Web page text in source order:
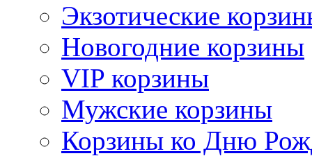
Экзотические
Новогодние корзины
VIP корзины
Мужские корзины
Корзины ко Дню